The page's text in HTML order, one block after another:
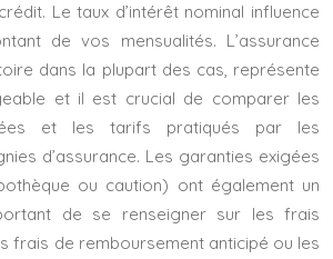
Le taux d’intérêt nominal influence
de vos mensualités. L’assurance
dans la plupart des cas, représente
et il est crucial de comparer les
et les tarifs pratiqués par les
d’assurance. Les garanties exigées
ou caution) ont également un
de se renseigner sur les frais
frais de remboursement anticipé ou les